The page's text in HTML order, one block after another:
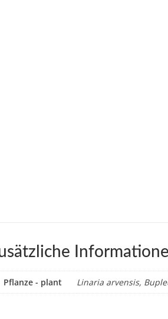
Pflanze - plant Linaria arvensis,